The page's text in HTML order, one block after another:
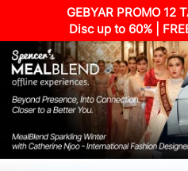
GEBYAR PROMO 12
Disc up to 60% |